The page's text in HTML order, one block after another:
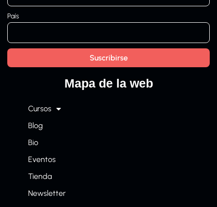
País
Mapa de la web
Cursos
Blog
Bio
Eventos
Tienda
Newsletter